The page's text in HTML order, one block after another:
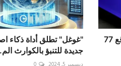
دعوى قضائية: "تيك توك" تتوقع 77
"غوغل" تطلق أداة ذكاء
جديدة للتنبؤ بالكوارث